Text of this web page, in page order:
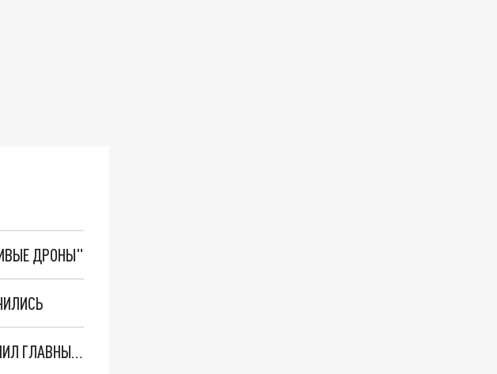
ДРОНЫ"
"МЫ ВАС ЗАСТАВИМ": ЖУТКИЕ ДЕТАЛИ ОХОТЫ НА ГЕНЕРАЛА. ЗЕЛЕНСКИЙ ОБЪЯСНИЛ ГЛАВНЫЙ СМЫСЛ ТЕРАКТА В ЦЕНТРЕ МОСКВЫ